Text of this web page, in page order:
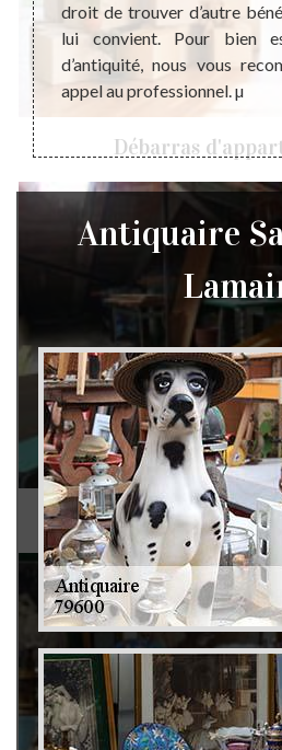
Débarras
Débarras de
?
les
droit de trouver d’autre
lui convient. Pour bien
d’antiquité, nous vous
appel au professionnel. µ
Antiquaire